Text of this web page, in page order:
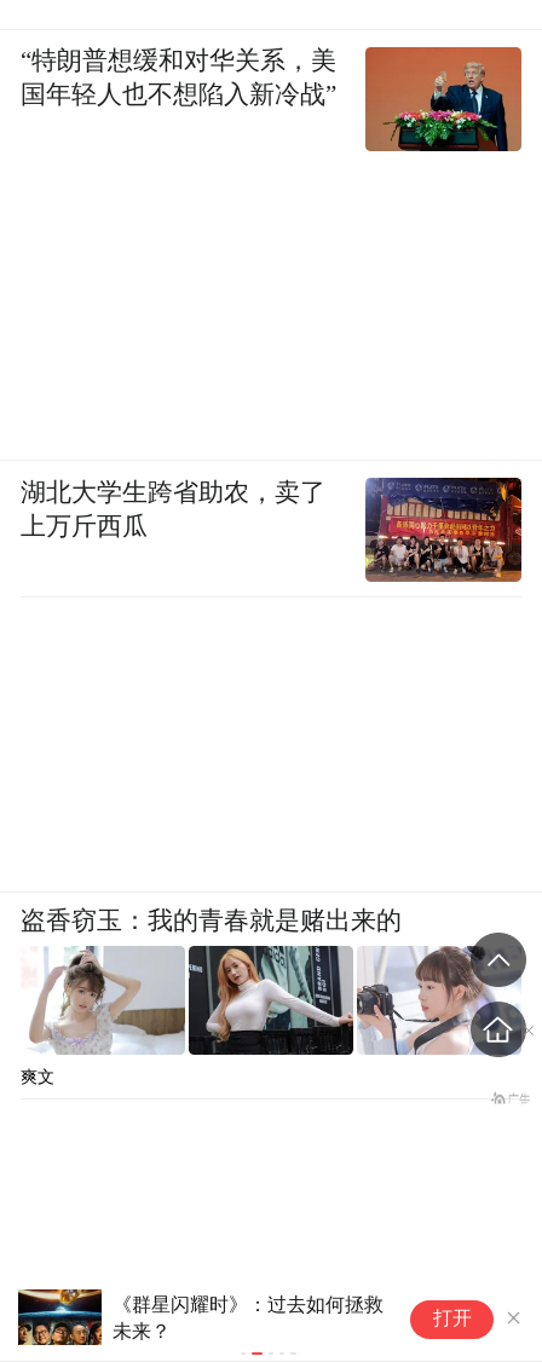
《群星闪耀时》：过去如何拯救
未来？
打开
“特朗普想缓和对华关系，美
国年轻人也不想陷入新冷战”
湖北大学生跨省助农，卖了
上万斤西瓜
盗香窃玉：我的青春就是赌出来的
爽文